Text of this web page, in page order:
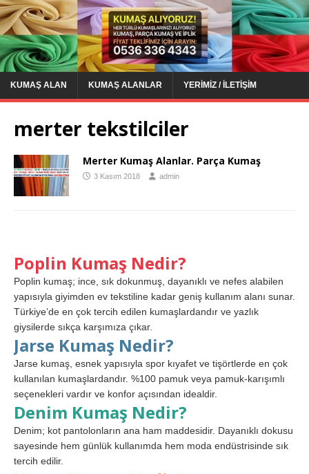
KUMAŞ ALAN KUMAŞ ALANLAR YERIMIZ / İLETIŞIM
merter tekstilciler
Merter Kumaş Alanlar. Parça Kumaş
3 Kasım 2018 admin
Poplin Kumaş Nedir?
Poplin kumaş; ince, sık dokunmuş, dayanıklı ve nefes alabilen
yapısıyla giyimden ev tekstiline kadar geniş kullanım alanı sunar.
Türkiye’de en çok tercih edilen kumaşlardandır ve yazlık
giysilerde sıkça karşımıza çıkar.
Jarse Kumaş Nedir?
Jarse kumaş, esnek yapısıyla spor kıyafet ve tişörtlerde en çok
kullanılan kumaşlardandır. %100 pamuk veya pamuk-karışımlı
seçenekleri vardır ve konfor açısından idealdir.
Denim Kumaş Nedir?
Denim; kot pantolonların ana ham maddesidir. Dayanıklı dokusu
sayesinde hem günlük kullanımda hem moda endüstrisinde sık
tercih edilir.